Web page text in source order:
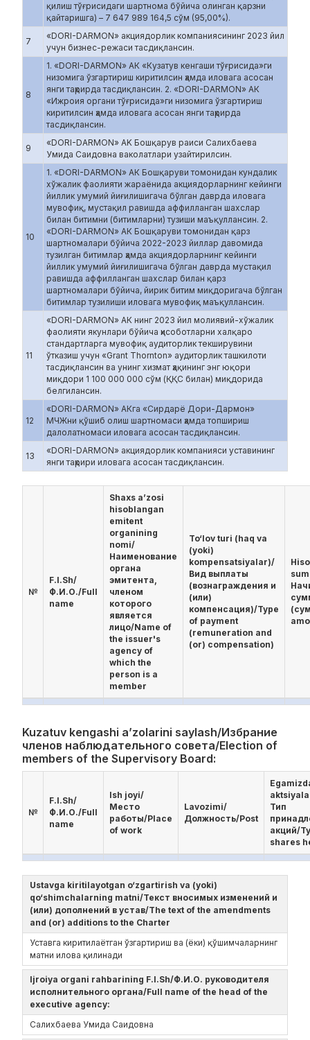
қилиш тўғрисидаги шартнома бўйича олинган қарзни
қайтаришга) – 7 647 989 164,5 сўм (95,00%).
7
«DORI-DARMON» акциядорлик компаниясининг 2023 йил
учун бизнес-режаси тасдиқлансин.
8
1. «DORI-DARMON» АК «Кузатув кенгаши тўғрисида»ги
низомига ўзгартириш киритилсин ҳамда иловага асосан
янги таҳрирда тасдиқлансин. 2. «DORI-DARMON» АК
«Ижроия органи тўғрисида»ги низомига ўзгартириш
киритилсин ҳамда иловага асосан янги таҳрирда
тасдиқлансин.
9
«DORI-DARMON» AK Бошқарув раиси Салихбаева
Умида Саидовна ваколатлари узайтирилсин.
10
1. «DORI-DARMON» АК Бошқаруви томонидан кундалик
хўжалик фаолияти жараёнида акциядорларнинг кейинги
йиллик умумий йиғилишигача бўлган даврда иловага
мувофиқ, мустақил равишда аффилланган шахслар
билан битимни (битимларни) тузиши маъқуллансин. 2.
«DORI-DARMON» АК Бошқаруви томонидан қарз
шартномалари бўйича 2022-2023 йиллар давомида
тузилган битимлар ҳамда акциядорларнинг кейинги
йиллик умумий йиғилишигача бўлган даврда мустақил
равишда аффилланган шахслар билан қарз
шартномалари бўйича, йирик битим миқдоригача бўлган
битимлар тузилиши иловага мувофиқ маъқуллансин.
11
«DORI-DARMON» АК нинг 2023 йил молиявий-хўжалик
фаолияти якунлари бўйича ҳисоботларни халқаро
стандартларга мувофиқ аудиторлик текширувини
ўтказиш учун «Grant Thornton» аудиторлик ташкилоти
тасдиқлансин ва унинг хизмат ҳақининг энг юқори
миқдори 1 100 000 000 сўм (ҚҚС билан) миқдорида
белгилансин.
12
«DORI-DARMON» АКга «Сирдарё Дори-Дармон»
МЧЖни қўшиб олиш шартномаси ҳамда топшириш
далолатномаси иловага асосан тасдиқлансин.
13
«DORI-DARMON» акциядорлик компанияси уставининг
янги таҳрири иловага асосан тасдиқлансин.
№
F.I.Sh/
Ф.И.О./Full
name
Shaxs a’zosi
hisoblangan
emitent
organining
nomi/
Наименование
органа
эмитента,
членом
которого
является
лицо/Name of
the issuer's
agency of
which the
person is a
member
To‘lov turi (haq va
(yoki)
kompensatsiyalar)/
Вид выплаты
(вознаграждения и
(или)
компенсация)/Type
of payment
(remuneration and
(or) compensation)
Kuzatuv kengashi a’zolarini saylash/Избрание
членов наблюдательного совета/Election of
members of the Supervisory Board:
№
F.I.Sh/
Ф.И.О./Full
name
Ish joyi/
Место
работы/Place
of work
Lavozimi/
Должность/Post
Тип
акций/
shares
Ustavga kiritilayotgan o‘zgartirish va (yoki)
qo‘shimchalarning matni/Текст вносимых изменений и
(или) дополнений в устав/The text of the amendments
and (or) additions to the Charter
Уставга киритилаётган ўзгартириш ва (ёки) қўшимчаларнинг
матни илова қилинади
Ijroiya organi rahbarining F.I.Sh/Ф.И.О. руководителя
исполнительного органа/Full name of the head of the
executive agency:
Салихбаева Умида Саидовна